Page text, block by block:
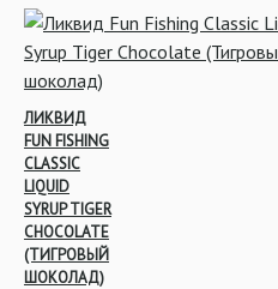
Ликвиды и
Аттрактанты
ЛИКВИД
FUN FISHING
CLASSIC
LIQUID
SYRUP TIGER
CHOCOLATE
(ТИГРОВЫЙ
ШОКОЛАД)